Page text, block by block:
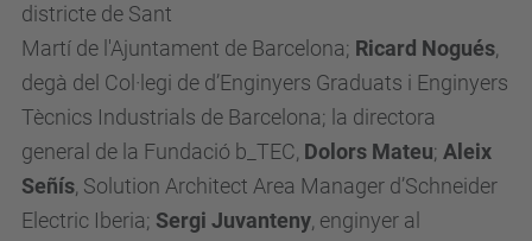
districte de Sant
Martí de l'Ajuntament de Barcelona; Ricard Nogués,
degà del Col·legi de d’Enginyers Graduats i Enginyers
Tècnics Industrials de Barcelona; la directora
general de la Fundació b_TEC, Dolors Mateu; Aleix
Señís, Solution Architect Area Manager d’Schneider
Electric Iberia; Sergi Juvanteny, enginyer al